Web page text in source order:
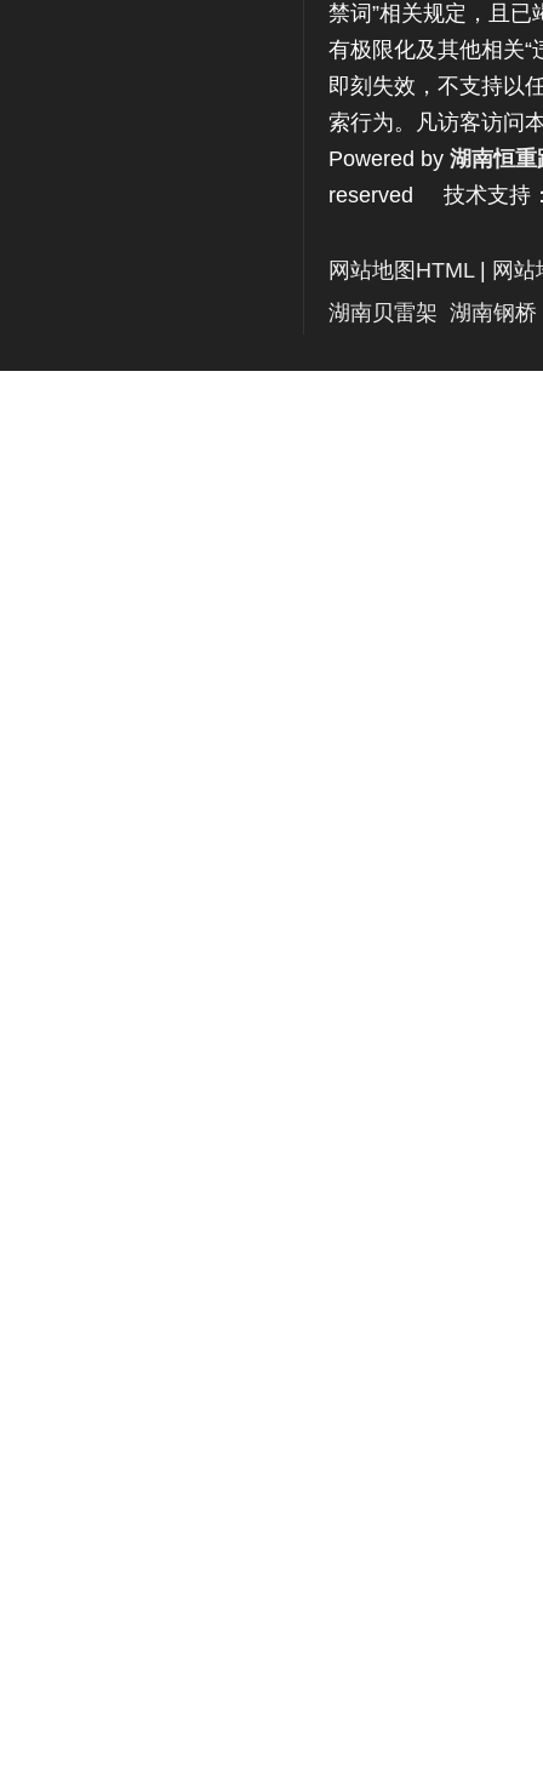
禁词”相关规定，且已
有极限化及其他相关“
即刻失效，不支持以
索行为。凡访客访问
Powered by 湖南恒重
reserved 技术支持
网站地图HTML|
网站
湖南贝雷架 湖南钢桥